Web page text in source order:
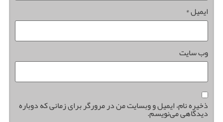
ایمیل*
وب‌ سایت
ذخیره نام، ایمیل و وبسایت من در مرورگر برای زمانی که دوباره
دیدگاهی می‌نویسم.